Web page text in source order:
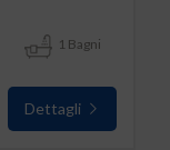
1 Bagni
Dettagli